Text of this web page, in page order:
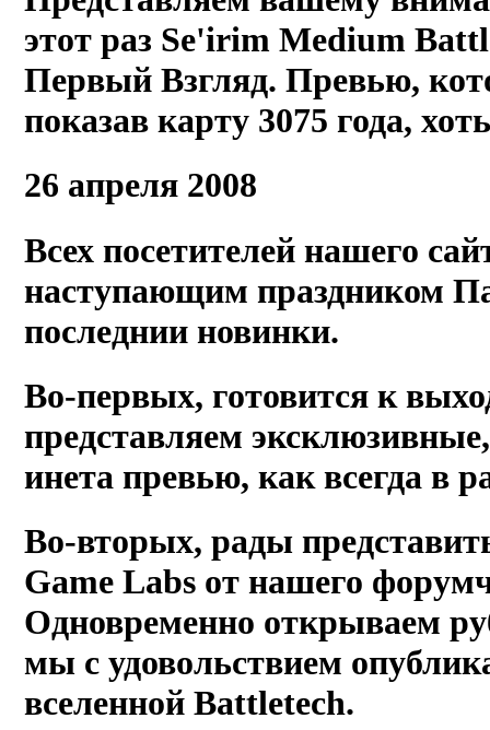
этот раз Se'irim Medium
Первый Взгляд. Превью,
показав карту 3075 года,
26 апреля 2008
Всех посетителей нашего
наступающим праздником
последнии новинки.
Во-первых, готовится к
представляем
инета превью, как всегда в
Во-вторых, рады
Game Labs от нашего
Одновременно открываем
мы с удовольствием
вселенной Battletech.